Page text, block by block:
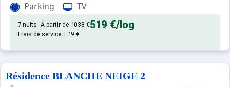
Appartement de particulier :
Parking TV
7 nuits À partir de 1038 €519 €/log
Frais de service + 19 €
Résidence BLANCHE NEIGE 2